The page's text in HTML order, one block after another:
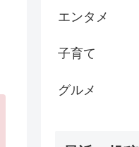
エンタメ
子育て
グルメ